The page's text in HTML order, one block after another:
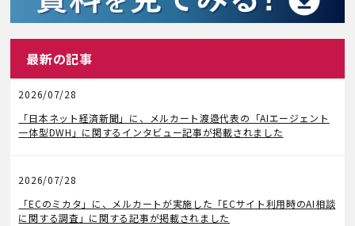
最新の記事
2026/07/28
「日本ネット経済新聞」に、メルカート渡邉代表の「AIエージェント
一体型DWH」に関するインタビュー記事が掲載されました
2026/07/28
「ECのミカタ」に、メルカートが実施した「ECサイト利用時のAI相談
に関する調査」に関する記事が掲載されました